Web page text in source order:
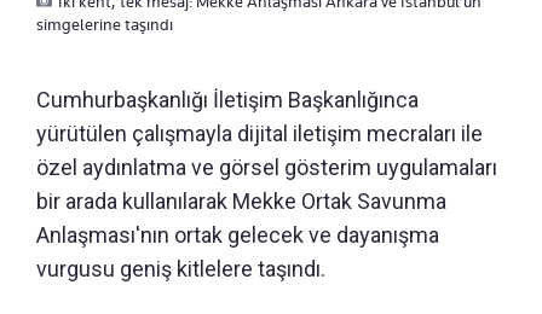
simgelerine taşındı
Cumhurbaşkanlığı İletişim Başkanlığınca
yürütülen çalışmayla dijital iletişim mecraları ile
özel aydınlatma ve görsel gösterim uygulamaları
bir arada kullanılarak Mekke Ortak Savunma
Anlaşması'nın ortak gelecek ve dayanışma
vurgusu geniş kitlelere taşındı.